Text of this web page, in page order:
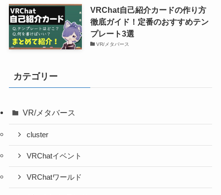
VRChat自己紹介カードの作り方
徹底ガイド！定番のおすすめテン
プレート3選
VR/メタバース
カテゴリー
VR/メタバース
cluster
VRChatイベント
VRChatワールド